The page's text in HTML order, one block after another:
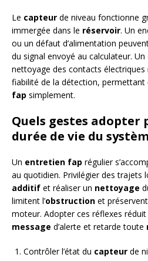
Le capteur de niveau fonctionne
immergée dans le réservoir. Un
ou un défaut d’alimentation
du signal envoyé au calculateur. Un
nettoyage des contacts
fiabilité de la détection, permettant
fap simplement.
Quels gestes adopter
durée de vie du
Un entretien fap régulier
au quotidien. Privilégier des trajets
additif et réaliser un nettoyage
limitent l’obstruction et
moteur. Adopter ces réflexes réduit
message d’alerte et retarde toute
Contrôler l’état du capteur de